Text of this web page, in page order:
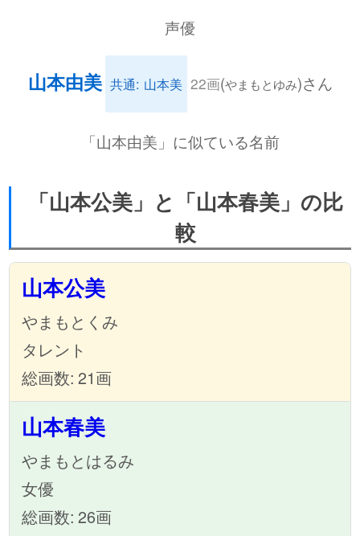
声優
山本由美 共通: 山本美 22画(やまもとゆみ)さん
「山本由美」に似ている名前
「山本公美」と「山本春美」の比
較
山本公美
やまもとくみ
タレント
総画数: 21画
山本春美
やまもとはるみ
女優
総画数: 26画